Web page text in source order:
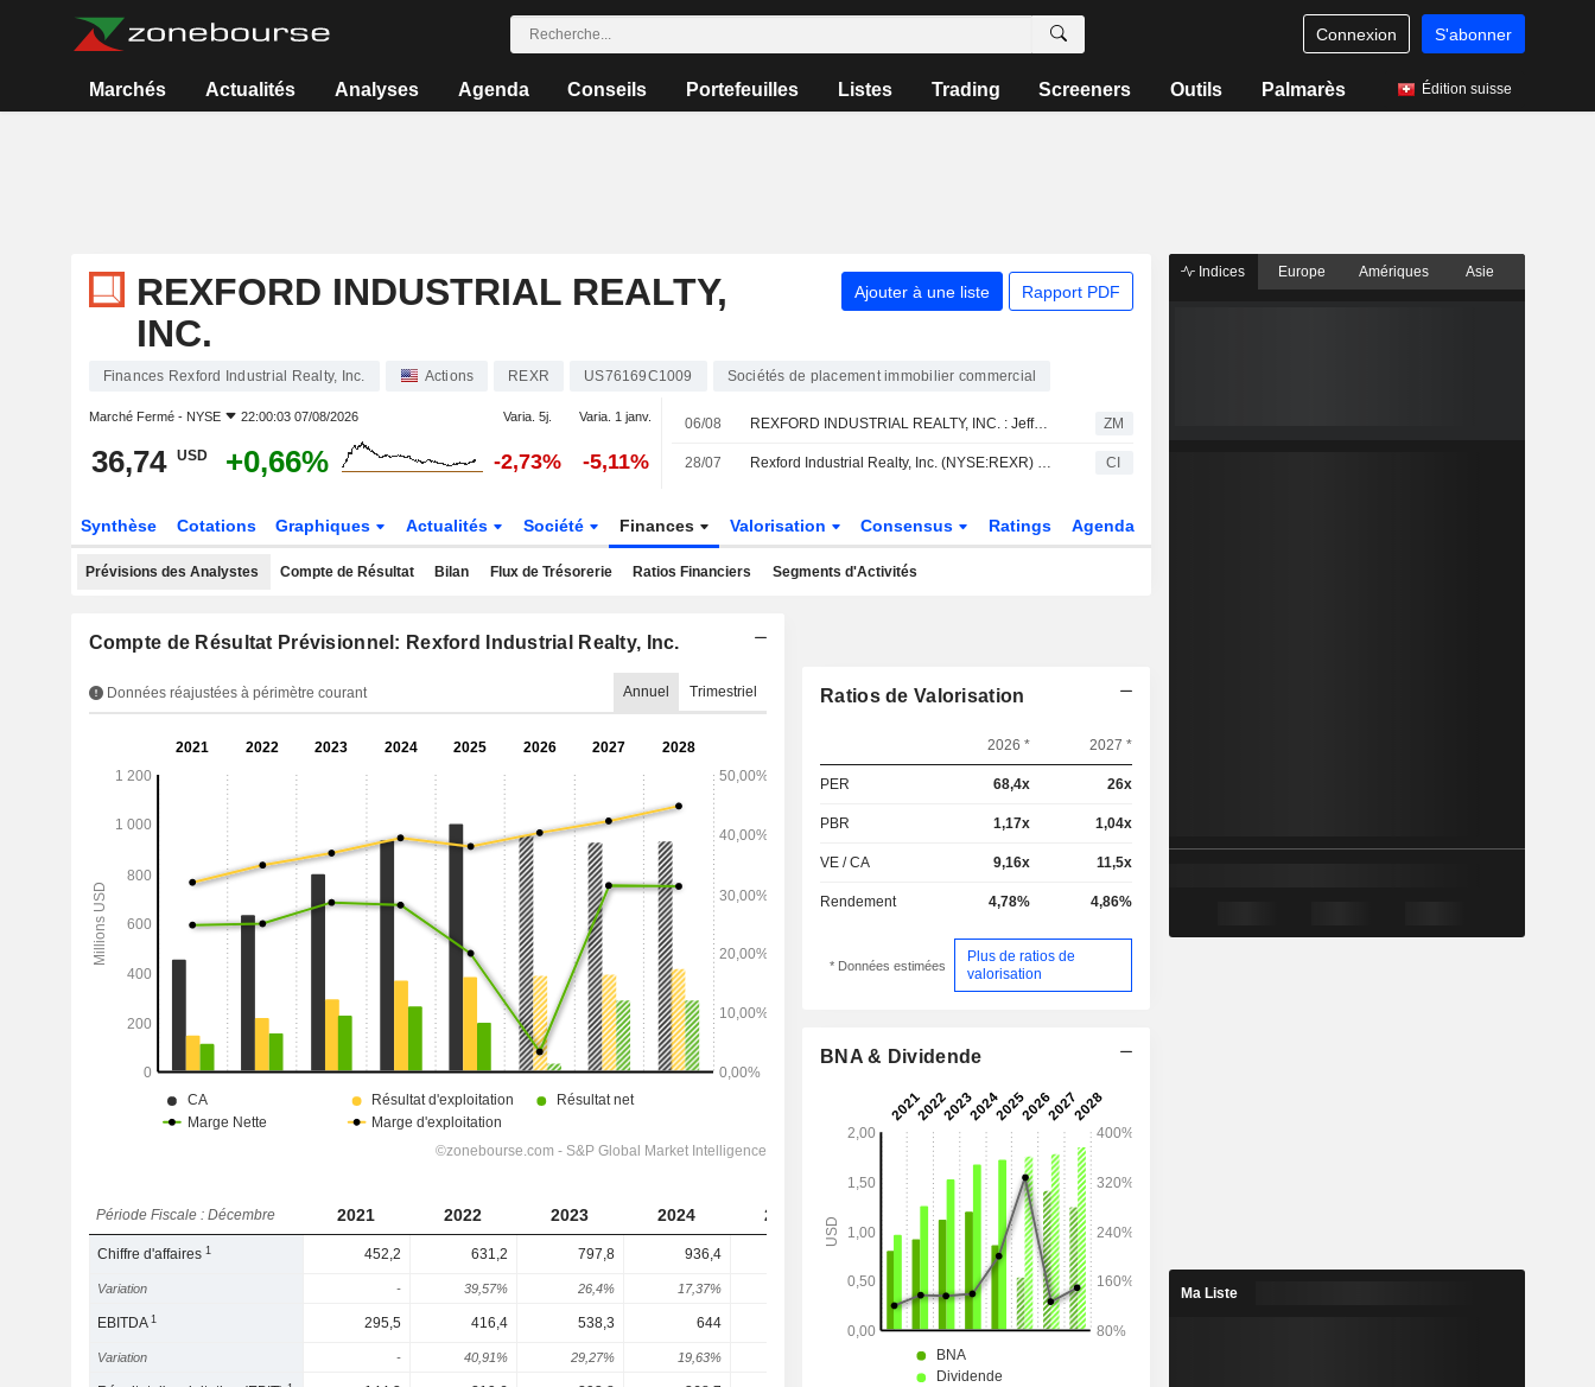
Connexion S'abonner
Marchés Actualités Analyses Agenda Conseils Portefeuilles Listes Trading Screeners Outils Palmarès Édition suisse
REXFORD INDUSTRIAL REALTY,
INC.
Ajouter à une liste Rapport PDF
Finances Rexford Industrial Realty, Inc. Actions REXR US76169C1009 Sociétés de placement immobilier commercial
Marché Fermé - NYSE 22:00:03 07/08/2026 Varia. 5j. Varia. 1 janv.
36,74 USD +0,66% -2,73% -5,11%
06/08 REXFORD INDUSTRIAL REALTY, INC. : Jefferies & Co. n'est plus acheteur ZM
28/07 Rexford Industrial Realty, Inc. (NYSE:REXR) annonce un programme de rachat d'actions de 1 000 millions de dollars. CI
Synthèse Cotations Graphiques Actualités Société Finances Valorisation Consensus Ratings Agenda
Prévisions des Analystes Compte de Résultat Bilan Flux de Trésorerie Ratios Financiers Segments d'Activités
Compte de Résultat Prévisionnel: Rexford Industrial Realty, Inc.
Données réajustées à périmètre courant Annuel Trimestriel
Période Fiscale : Décembre 2021 2022 2023 2024 2025 2026 2027 2028
Chiffre d'affaires1 452,2 631,2 797,8 936,4 956,5 925,8
Variation - 39,57% 26,4% 17,37% -4,65% -3,21% 0,35%
EBITDA1 295,5 416,4 538,3 644 676,3 653 644,6
Variation - 40,91% 29,27% 19,63% -2,91%
Ratios de Valorisation
2026 * 2027 *
PER 68,4x 26x
PBR 1,17x 1,04x
VE / CA 9,16x 11,5x
Rendement 4,78% 4,86%
* Données estimées
Plus de ratios de
valorisation
BNA & Dividende
Indices Europe Amériques Asie
Ma Liste